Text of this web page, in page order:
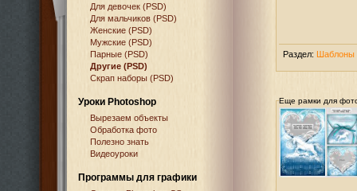
Для девочек (PSD)
Для мальчиков (PSD)
Женские (PSD)
Мужские (PSD)
Парные (PSD)
Другие (PSD)
Скрап наборы (PSD)
Уроки Photoshop
Вырезаем объекты
Обработка фото
Полезно знать
Видеоуроки
Программы для графики
Раздел: Шаблоны
Еще рамки для